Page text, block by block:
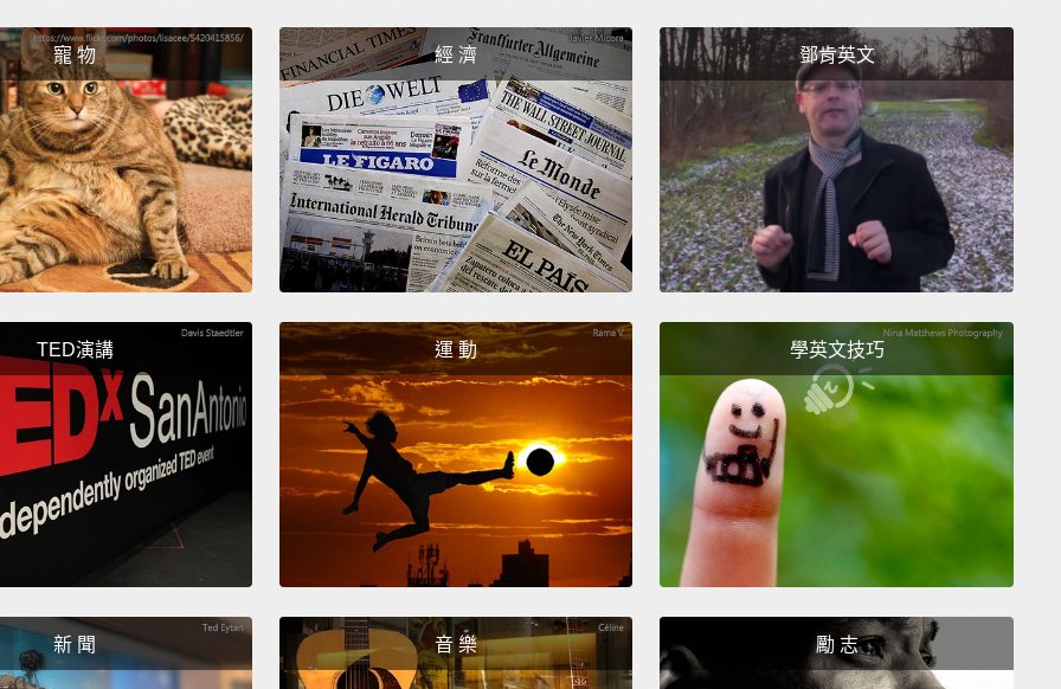
在意料之外的地方看見一朵挺立的花。讓你相信有些貌似奇怪
甚至不可能的事情確實會發生。
Imagining that the moon is actually following your car that
it's keeping an eye on you to make sure that you're safe.
想像月亮真的跟在你的車後，時時注意著你，確保你的安危。
The word "butternut squash."
Feeling the warmth of holding a cup of hot beverage
spread to the rest of your body on a cold day.
在寒冷的天，感受握著熱飲的溫暖傳遍你身上的每一吋。
To think that there was a time when you couldn't even
walk or say a single word.
Look how far you've come. I'm
proud of you.
想像某個時候，你已經動不了也說不了任何的話。看看你這一
路有多努力。我以你為榮。
寵 物 經 濟 鄧肯英文
TED演講 運 動 學英文技巧
新 聞 音 樂 勵 志